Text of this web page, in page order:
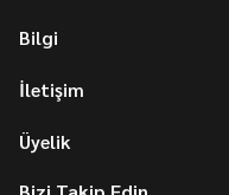
Bilgi
İletişim
Üyelik